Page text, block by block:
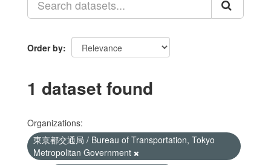
Order by
1 dataset found
Organizations:
東京都交通局 / Bureau of Transportation, Tokyo
Metropolitan Government